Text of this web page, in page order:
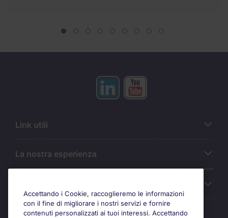
Link utili
La nostra esperienza
Accettando i Cookie, raccoglieremo le informazioni
con il fine di migliorare i nostri servizi e fornire
contenuti personalizzati ai tuoi interessi. Accettando